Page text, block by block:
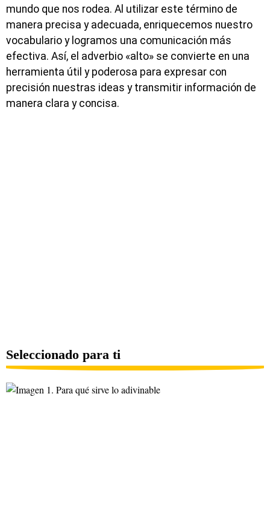
mundo que nos rodea. Al utilizar este término de
manera precisa y adecuada, enriquecemos nuestro
vocabulario y logramos una comunicación más
efectiva. Así, el adverbio «alto» se convierte en una
herramienta útil y poderosa para expresar con
precisión nuestras ideas y transmitir información de
manera clara y concisa.
Seleccionado para ti